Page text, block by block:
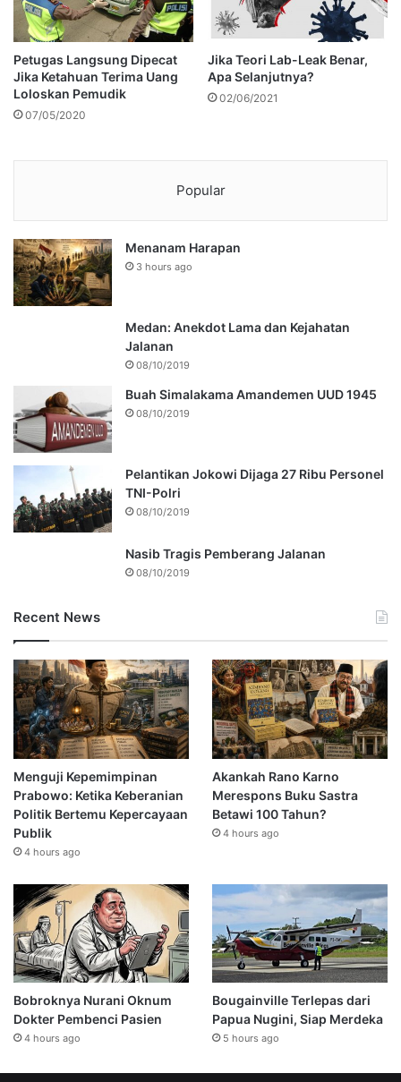
Petugas Langsung Dipecat
Jika Ketahuan Terima Uang
Loloskan Pemudik
07/05/2020
Jika Teori Lab-Leak Benar,
Apa Selanjutnya?
02/06/2021
Popular
Menanam Harapan
3 hours ago
Medan: Anekdot Lama dan Kejahatan
Jalanan
08/10/2019
Buah Simalakama Amandemen UUD 1945
08/10/2019
Pelantikan Jokowi Dijaga 27 Ribu Personel
TNI-Polri
08/10/2019
Nasib Tragis Pemberang Jalanan
08/10/2019
Recent News
Menguji Kepemimpinan
Prabowo: Ketika Keberanian
Politik Bertemu Kepercayaan
Publik
4 hours ago
Akankah Rano Karno
Merespons Buku Sastra
Betawi 100 Tahun?
4 hours ago
Bobroknya Nurani Oknum
Dokter Pembenci Pasien
4 hours ago
Bougainville Terlepas dari
Papua Nugini, Siap Merdeka
5 hours ago